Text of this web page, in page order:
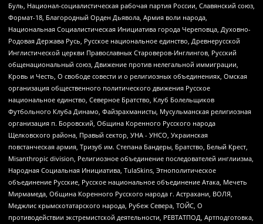
Буль, Национал-социалистическая рабочая партия России, Славянский союз,
Формат-18, Благородный Орден Дьявола, Армия воли народа,
Национальная Социалистическая Инициатива города Череповца, Духовно-
Родовая Держава Русь, Русское национальное единство, Древнерусской
Инглистической церкви Православных Староверов-Инглингов, Русский
общенациональный союз, Движение против нелегальной иммиграции,
Кровь и Честь, О свободе совести и о религиозных объединениях, Омская
организация общественного политического движения Русское
национальное единство, Северное Братство, Клуб Болельщиков
Футбольного Клуба Динамо, Файзрахманисты, Мусульманская религиозная
организация п. Боровский, Община Коренного Русского народа
Щелковского района, Правый сектор, УНА - УНСО, Украинская
повстанческая армия, Тризуб им. Степана Бандеры, Братство, Белый Крест,
Misanthropic division, Религиозное объединение последователей инглиизма,
Народная Социальная Инициатива, TulaSkins, Этнополитическое
объединение Русские, Русское национальное объединение Атака, Мечеть
Мирмамеда, Община Коренного Русского народа г. Астрахани, ВОЛЯ,
Меджлис крымскотатарского народа, Рубеж Севера, ТОЙС, О
противодействии экстремистской деятельности, РЕВТАТПОД, Артподготовка,